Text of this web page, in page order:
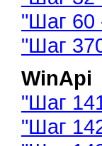
"Шаг 60
"Шаг
WinApi
"Шаг
"Шаг